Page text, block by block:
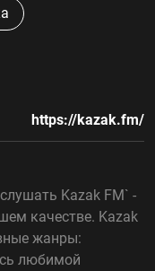
https://kazak.fm/
Kazak FM` -
качестве. Kazak
жанры:
любимой